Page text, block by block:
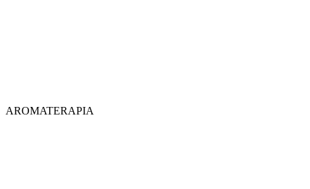
AROMATERAPIA